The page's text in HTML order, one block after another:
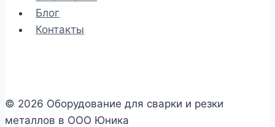
Блог
Контакты
© 2026 Оборудование для сварки и резки
металлов в ООО Юника